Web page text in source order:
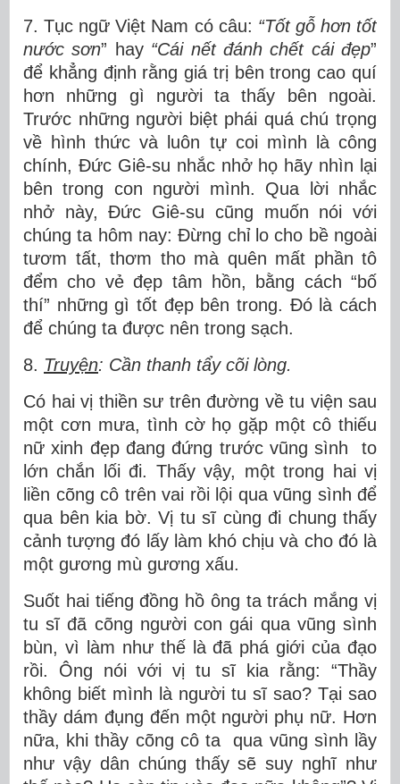
7. Tục ngữ Việt Nam có câu: “Tốt gỗ hơn tốt
nước sơn” hay“Cái nết đánh chết cái đẹp”
để khẳng định rằng giá trị bên trong cao quí
hơn những gì người ta thấy bên ngoài.
Trước những người biệt phái quá chú trọng
về hình thức và luôn tự coi mình là công
chính, Đức Giê-su nhắc nhở họ hãy nhìn lại
bên trong con người mình. Qua lời nhắc
nhở này, Đức Giê-su cũng muốn nói với
chúng ta hôm nay: Đừng chỉ lo cho bề ngoài
tươm tất, thơm tho mà quên mất phần tô
đểm cho vẻ đẹp tâm hồn, bằng cách “bố
thí” những gì tốt đẹp bên trong. Đó là cách
để chúng ta được nên trong sạch.
8. Truyện: Cần thanh tẩy cõi lòng.
Có hai vị thiền sư trên đường về tu viện sau
một cơn mưa, tình cờ họ gặp một cô thiếu
nữ xinh đẹp đang đứng trước vũng sình to
lớn chắn lối đi. Thấy vậy, một trong hai vị
liền cõng cô trên vai rồi lội qua vũng sình để
qua bên kia bờ. Vị tu sĩ cùng đi chung thấy
cảnh tượng đó lấy làm khó chịu và cho đó là
một gương mù gương xấu.
Suốt hai tiếng đồng hồ ông ta trách mắng vị
tu sĩ đã cõng người con gái qua vũng sình
bùn, vì làm như thế là đã phá giới của đạo
rồi. Ông nói với vị tu sĩ kia rằng: “Thầy
không biết mình là người tu sĩ sao? Tại sao
thầy dám đụng đến một người phụ nữ. Hơn
nữa, khi thầy cõng cô ta qua vũng sình lầy
như vậy dân chúng thấy sẽ suy nghĩ như